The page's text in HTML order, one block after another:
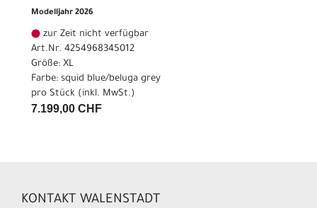
Modelljahr 2026
zur Zeit nicht verfügbar
Art.Nr. 4254968345012
Größe: XL
Farbe: squid blue/beluga grey
pro Stück (inkl. MwSt.)
7.199,00 CHF
KONTAKT WALENSTADT